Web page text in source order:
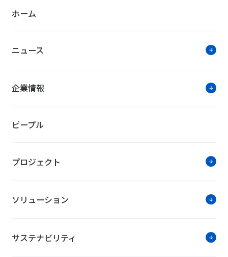
（弊社グループおよびNTTグループ会社を含
報提供等
ホーム
ニュース
企業情報
ピープル
プロジェクト
ソリューション
サステナビリティ